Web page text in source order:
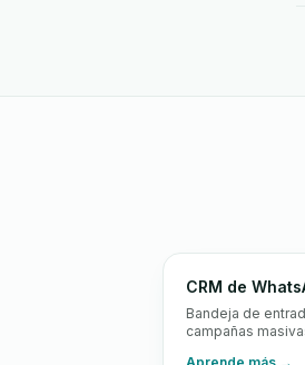
CRM de
Bandeja de
campañas